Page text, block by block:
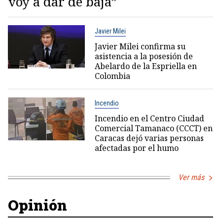
Javier Milei
Javier Milei confirma su
asistencia a la posesión de
Abelardo de la Espriella en
Colombia
Incendio
Incendio en el Centro Ciudad
Comercial Tamanaco (CCCT) en
Caracas dejó varias personas
afectadas por el humo
Ver más
Opinión